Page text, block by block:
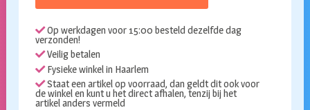
aantal
Op werkdagen voor 15:00 besteld dezelfde dag
verzonden!
Veilig betalen
Fysieke winkel in Haarlem
Staat een artikel op voorraad, dan geldt dit ook voor
de winkel en kunt u het direct afhalen, tenzij bij het
artikel anders vermeld